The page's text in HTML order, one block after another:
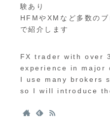
験あり
HFMやXMなど多数の
で紹介します
FX trader with over
experience in major
I use many brokers
so I will introduce